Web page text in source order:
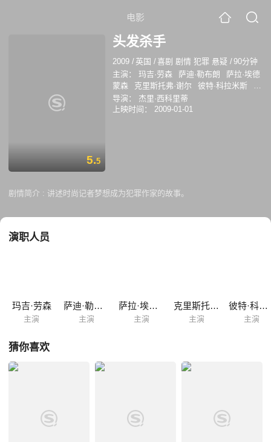
电影
5.5
头发杀手
2009 / 英国 /喜剧 剧情 犯罪 悬疑 /90分钟
主演：
玛吉·劳森 萨迪·勒布朗
萨拉·埃德
蒙森
克里斯托弗·谢尔 彼特·科拉米斯
道
恩·楚拜
因格里德·托伦斯
卡门·摩尔
维克多·韦伯斯特
导演：
杰里·西科里蒂
上映时间：
2009-01-01
剧情简介 : 讲述时尚记者梦想成为犯罪作家的故事。
演职人员
玛吉·劳森
主演
萨迪·勒布朗
主演
萨拉·埃德蒙森
主演
克里斯托弗·谢尔
主演
彼特·科拉米斯
主演
猜你喜欢